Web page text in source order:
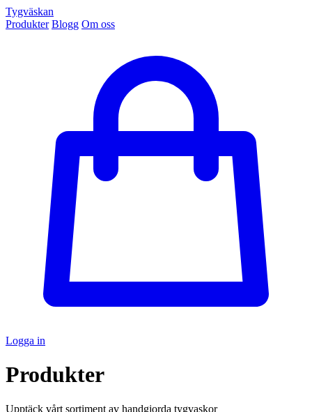
Tygväskan
Produkter Blogg Om oss
Logga in
Produkter
Upptäck vårt sortiment av handgjorda tygvaskor